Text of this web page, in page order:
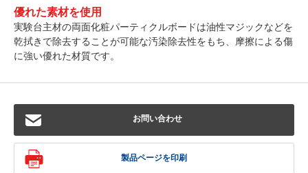
優れた素材を使用
実験台主材の両面化粧パーティクルボードは油性マジックなどを
乾拭きで除去することが可能な汚染除去性をもち、摩擦による傷
に強い優れた材質です。
お問い合わせ
製品ページを印刷